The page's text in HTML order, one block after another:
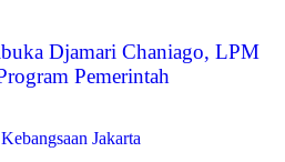
Djamari Chaniago, LPM
Pemerintah